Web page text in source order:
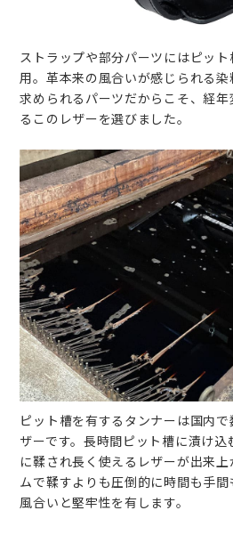
ストラップや部分パーツにはピッ
用。革本来の風合いが感じられる
求められるパーツだからこそ、経
るこのレザーを選びました。
ピット槽を有するタンナーは国内
ザーです。長時間ピット槽に漬け
に鞣され長く使えるレザーが出来
ムで鞣すよりも圧倒的に時間も手
風合いと堅牢性を有します。